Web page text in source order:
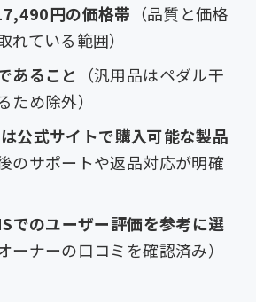
円の価格帯 （品質と価格
れている範囲）
あること
（汎用品はペダル干
ため除外）
公式サイトで購入可能な製品
後のサポートや返品対応が明確
でのユーザー評価を参考に選
ーナーの口コミを確認済み）